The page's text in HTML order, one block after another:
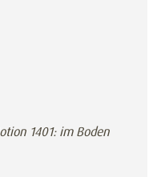
1401: im Boden